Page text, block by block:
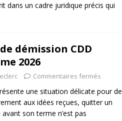
dans un cadre juridique précis qui
démission CDD
2026
Commentaires fermés
une situation délicate pour de
aux idées reçues, quitter un
son terme n’est pas